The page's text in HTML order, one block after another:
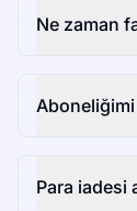
Ne zaman
Para iadesi